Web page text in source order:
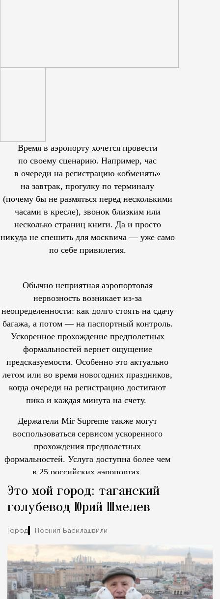
Время в аэропорту хочется провести
по своему сценарию. Например, час
в очереди на регистрацию «обменять»
на завтрак, прогулку по терминалу
(почему бы не размяться перед несколькими
часами в кресле), звонок близким или
несколько страниц книги. Да и просто
никуда не спешить для москвича — уже само
по себе привилегия.
Обычно неприятная аэропортовая
нервозность возникает из-за
неопределенности: как долго стоять на сдачу
багажа, а потом — на паспортный контроль.
Ускоренное прохождение предполетных
формальностей вернет ощущение
предсказуемости. Особенно это актуально
летом или во время новогодних праздников,
когда очереди на регистрацию достигают
пика и каждая минута на счету.
Держатели Mir Supreme также могут
воспользоваться сервисом ускоренного
прохождения предполетных
формальностей. Услуга доступна более чем
в 25 российских аэропортах.
Это мой город: таганский
голубевод Юрий Шмелев
Город Ксения Басилашвили